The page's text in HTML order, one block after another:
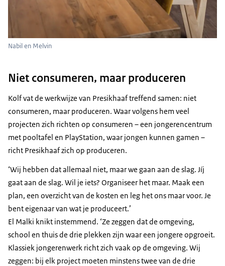
Nabil en Melvin
Niet consumeren, maar produceren
Kolf vat de werkwijze van Presikhaaf treffend samen: niet
consumeren, maar produceren. Waar volgens hem veel
projecten zich richten op consumeren – een jongerencentrum
met pooltafel en PlayStation, waar jongen kunnen gamen –
richt Presikhaaf zich op produceren.
‘Wij hebben dat allemaal niet, maar we gaan aan de slag. Jíj
gaat aan de slag. Wil je iets? Organiseer het maar. Maak een
plan, een overzicht van de kosten en leg het ons maar voor. Je
bent eigenaar van wat je produceert.’
El Malki knikt instemmend. ‘Ze zeggen dat de omgeving,
school en thuis de drie plekken zijn waar een jongere opgroeit.
Klassiek jongerenwerk richt zich vaak op de omgeving. Wij
zeggen: bij elk project moeten minstens twee van de drie